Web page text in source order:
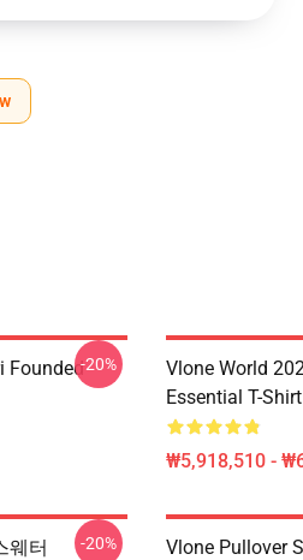
Founded-20%
Vlone World
Essential T-
₩5,918,510 -
웨터 -20% Vlone Pullover